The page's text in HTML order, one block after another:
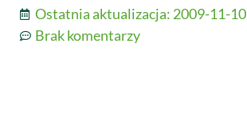
Ostatnia aktualizacja: 2009-11-10
Brak komentarzy